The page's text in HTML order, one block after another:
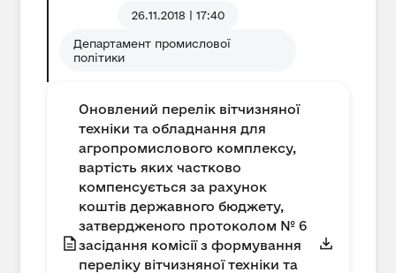
26.11.2018 | 17:40
Департамент промислової
політики
Оновлений перелік вітчизняної
техніки та обладнання для
агропромислового комплексу,
вартість яких частково
компенсується за рахунок
коштів державного бюджету,
затвердженого протоколом № 6
засідання комісії з формування
переліку вітчизняної техніки та